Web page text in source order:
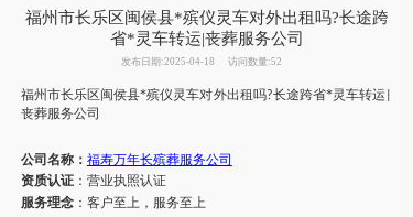
福州市长乐区闽侯县*殡仪灵车对外出租吗?长途跨
省*灵车转运|丧葬服务公司
发布日期:2025-04-18 访问数量:52
福州市长乐区闽侯县*殡仪灵车对外出租吗?长途跨省*灵车转运
丧葬服务公司
公司名称： 福寿万年长殡葬服务公司
资质认证：营业执照认证
服务理念：客户至上，服务至上